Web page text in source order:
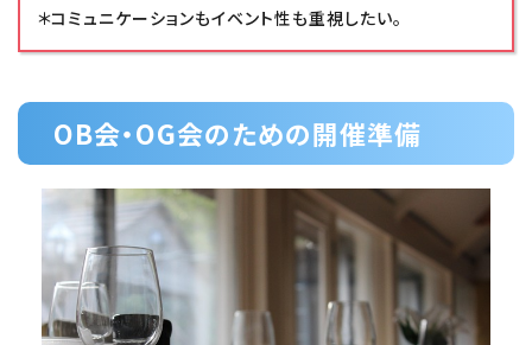
＊コミュニケーションもイベント性も重視したい。
OB会・OG会のための開催準備